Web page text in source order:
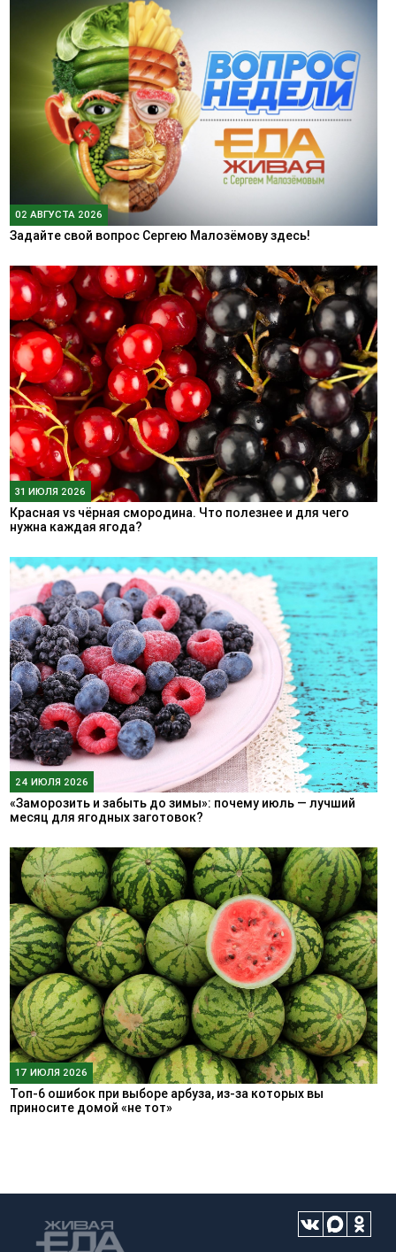
02 АВГУСТА 2026
Задайте свой вопрос Сергею Малозёмову здесь!
31 ИЮЛЯ 2026
Красная vs чёрная смородина. Что полезнее и для чего
нужна каждая ягода?
24 ИЮЛЯ 2026
«Заморозить и забыть до зимы»: почему июль — лучший
месяц для ягодных заготовок?
17 ИЮЛЯ 2026
Топ-6 ошибок при выборе арбуза, из-за которых вы
приносите домой «не тот»